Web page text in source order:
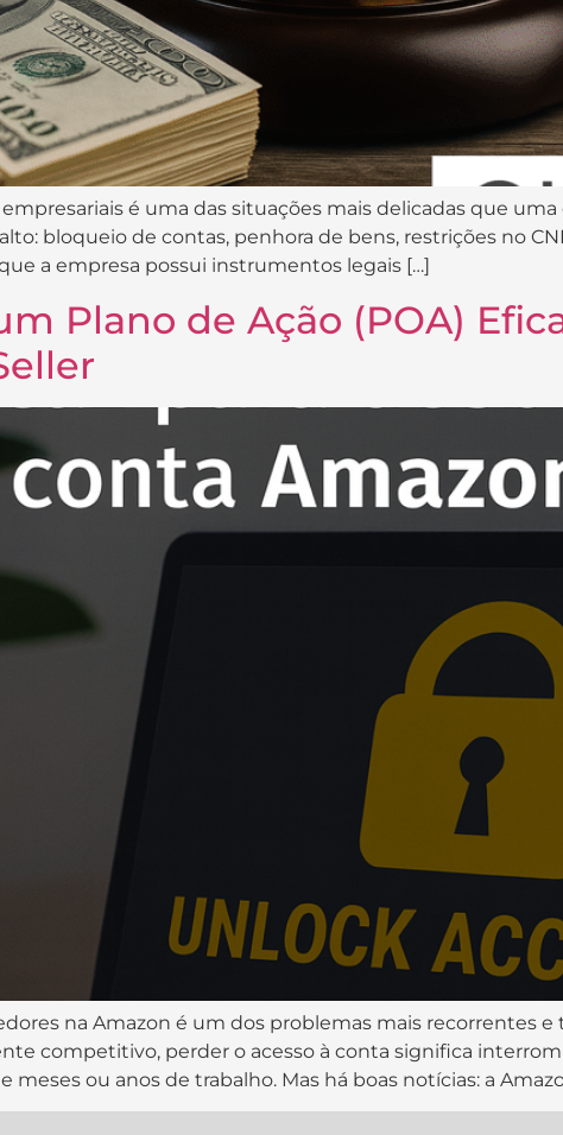
é uma das situações mais delicadas que
bloqueio de contas, penhora de bens, restrições no
a empresa possui instrumentos legais […]
Plano de Ação (POA)
na Amazon é um dos problemas mais recorrentes
competitivo, perder o acesso à conta significa
ou anos de trabalho. Mas há boas notícias: a